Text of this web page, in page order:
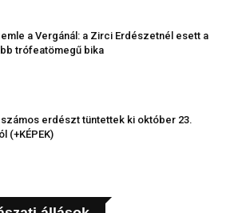
a Vergánál: a Zirci Erdészetnél esett a
trófeatömegű bika
számos erdészt tüntettek ki október 23.
(+KÉPEK)